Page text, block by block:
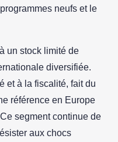
neufs et le
un stock limité de
diversifiée.
et à la fiscalité, fait du
référence en Europe
segment continue de
aux chocs